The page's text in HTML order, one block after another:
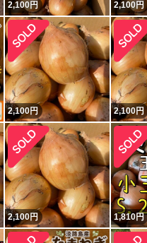
2,100円 2,100円
2,100円 2,100円
2,100円 1,810円